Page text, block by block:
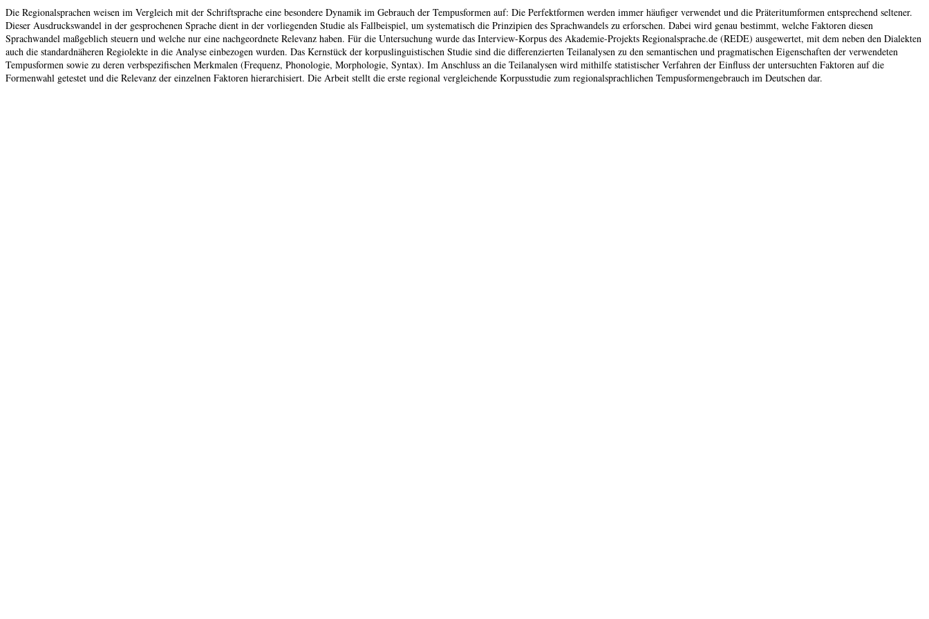
Die Regionalsprachen weisen im Vergleich mit der Schriftsprache eine besondere Dynamik im Gebrauch der Tempusformen auf: Die Perfektformen werden immer häufiger verwendet und die Präteritumformen entsprechend seltener.
Dieser Ausdruckswandel in der gesprochenen Sprache dient in der vorliegenden Studie als Fallbeispiel, um systematisch die Prinzipien des Sprachwandels zu erforschen. Dabei wird genau bestimmt, welche Faktoren diesen
Sprachwandel maßgeblich steuern und welche nur eine nachgeordnete Relevanz haben. Für die Untersuchung wurde das Interview-Korpus des Akademie-Projekts Regionalsprache.de (REDE) ausgewertet, mit dem neben den Dialekten
auch die standardnäheren Regiolekte in die Analyse einbezogen wurden. Das Kernstück der korpuslinguistischen Studie sind die differenzierten Teilanalysen zu den semantischen und pragmatischen Eigenschaften der verwendeten
Tempusformen sowie zu deren verbspezifischen Merkmalen (Frequenz, Phonologie, Morphologie, Syntax). Im Anschluss an die Teilanalysen wird mithilfe statistischer Verfahren der Einfluss der untersuchten Faktoren auf die
Formenwahl getestet und die Relevanz der einzelnen Faktoren hierarchisiert. Die Arbeit stellt die erste regional vergleichende Korpusstudie zum regionalsprachlichen Tempusformengebrauch im Deutschen dar.